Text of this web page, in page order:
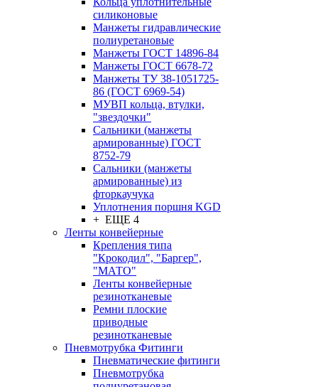
силиконовые
Манжеты гидравлические
полиуретановые
Манжеты ГОСТ 14896-84
Манжеты ГОСТ 6678-72
Манжеты ТУ 38-1051725-
86 (ГОСТ 6969-54)
МУВП кольца, втулки,
"звездочки"
Сальники (манжеты
армированные) ГОСТ
8752-79
Сальники (манжеты
армированные) из
фторкаучука
Уплотнения поршня KGD
+ ЕЩЕ 4
Ленты конвейерные
Крепления типа
"Крокодил", "Баргер",
"МАТО"
Ленты конвейерные
резинотканевые
Ремни плоские
приводные
резинотканевые
Пневмотрубка Фитинги
Пневматические фитинги
Пневмотрубка